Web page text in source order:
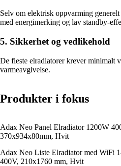
Selv om elektrisk oppvarming
med energimerking og lav standby-
5. Sikkerhet og vedlikehold
De fleste elradiatorer krever minimalt
varmeavgivelse.
Produkter i fokus
Adax Neo Panel Elradiator 1200W
370x934x80mm, Hvit
Adax Neo Liste Elradiator med WiFi
400V, 210x1760 mm, Hvit